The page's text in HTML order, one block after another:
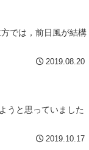
では，前日風が結構
2019.08.20
うと思っていました
2019.10.17